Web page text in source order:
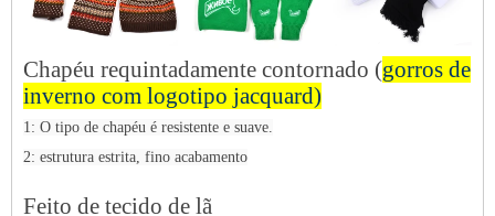
Chapéu requintadamente contornado (gorros de
inverno com logotipo jacquard)
1: O tipo de chapéu é resistente e suave.
2: estrutura estrita, fino acabamento
Feito de tecido de lã